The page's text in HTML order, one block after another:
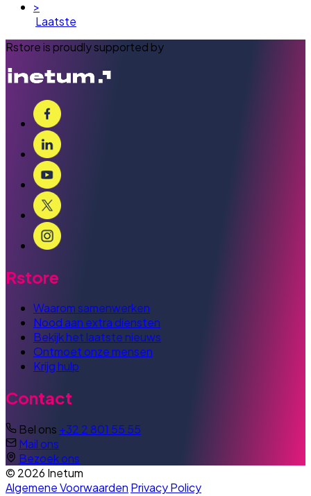
>
Laatste
Rstore is proudly supported by
Rstore
Waarom samenwerken
Nood aan extra diensten
Bekijk het laatste nieuws
Ontmoet onze mensen
Krijg hulp
Contact
Bel ons +32 2 801 55 55
Mail ons
Bezoek ons
© 2026 Inetum
Algemene Voorwaarden Privacy Policy